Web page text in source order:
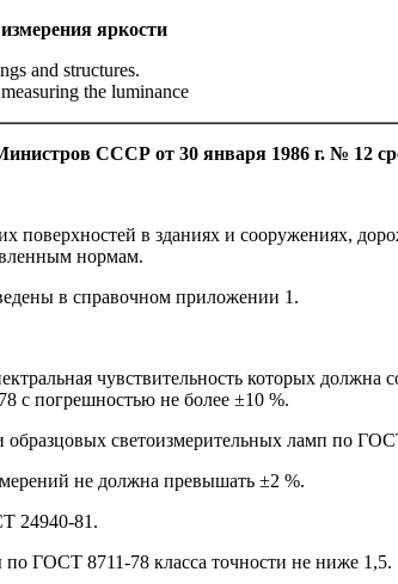
яркости
and structures.
the luminance
СССР от 30 января 1986 г. № 12
поверхностей в зданиях и сооружениях,
нормам.
в справочном приложении 1.
чувствительность которых должна
с погрешностью не более ±10 %.
светоизмерительных ламп по
не должна превышать ±2 %.
24940-81.
по ГОСТ 8711-78 класса точности не ниже 1,5.